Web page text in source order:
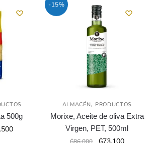
500g
El
-15%
ALMACÉN, PRODUCTOS
Morixe, Aceite de oliva Extra
Virgen, PET, 500ml
₲86.000 El
₲73.100El